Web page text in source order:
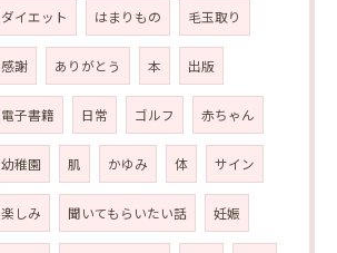
ダイエット はまりもの 毛玉取り
感謝 ありがとう 本 出版
電子書籍 日常 ゴルフ 赤ちゃん
幼稚園 肌 かゆみ 体 サイン
楽しみ 聞いてもらいたい話 妊娠